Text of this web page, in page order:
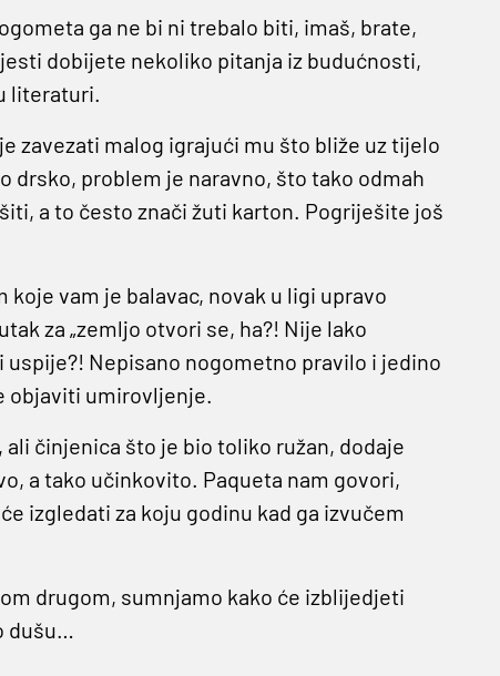
ga ne bi ni trebalo biti, imaš, brate,
dobijete nekoliko pitanja iz budućnosti,
literaturi.
zavezati malog igrajući mu što bliže uz tijelo
drsko, problem je naravno, što tako odmah
a to često znači žuti karton. Pogriješite još
vam je balavac, novak u ligi upravo
za „zemljo otvori se, ha?! Nije lako
Nepisano nogometno pravilo i jedino
objaviti umirovljenje.
činjenica što je bio toliko ružan, dodaje
a tako učinkovito. Paqueta nam govori,
izgledati za koju godinu kad ga izvučem
drugom, sumnjamo kako će izblijedjeti
dušu…